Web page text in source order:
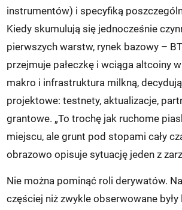
instrumentów) i specyfiką
Kiedy skumulują się jednocześnie
pierwszych warstw, rynek bazowy –
przejmuje pałeczkę i wciąga altcoiny
makro i infrastruktura milkną,
projektowe: testnety, aktualizacje,
grantowe. „To trochę jak ruchome
miejscu, ale grunt pod stopami cały
obrazowo opisuje sytuację jeden z
Nie można pominąć roli derywatów.
częściej niż zwykle obserwowane były